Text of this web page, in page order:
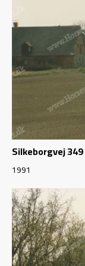
Silkeborgvej 349
1991